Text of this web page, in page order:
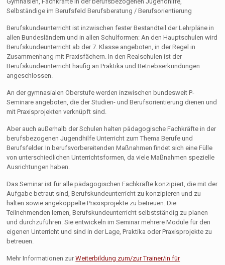
Selbständige im Berufsfeld Berufsberatung / Berufsorientierung
Berufskundeunterricht ist inzwischen fester Bestandteil der Lehrpläne in
allen Bundesländern und in allen Schulformen: An den Hauptschulen wird
Berufskundeunterricht ab der 7. Klasse angeboten, in der Regel in
Zusammenhang mit Praxisfächern. In den Realschulen ist der
Berufskundeunterricht häufig an Praktika und Betriebserkundungen
angeschlossen.
An der gymnasialen Oberstufe werden inzwischen bundesweit P-
Seminare angeboten, die der Studien- und Berufsorientierung dienen und
mit Praxisprojekten verknüpft sind.
Aber auch außerhalb der Schulen halten pädagogische Fachkräfte in der
berufsbezogenen Jugendhilfe Unterricht zum Thema Berufe und
Berufsfelder. In berufsvorbereitenden Maßnahmen findet sich eine Fülle
von unterschiedlichen Unterrichtsformen, da viele Maßnahmen spezielle
Ausrichtungen haben.
Das Seminar ist für alle pädagogischen Fachkräfte konzipiert, die mit der
Aufgabe betraut sind, Berufskundeunterricht zu konzipieren und zu
halten sowie angekoppelte Praxisprojekte zu betreuen. Die
Teilnehmenden lernen, Berufskundeunterricht selbstständig zu planen
und durchzuführen. Sie entwickeln im Seminar mehrere Module für den
eigenen Unterricht und sind in der Lage, Praktika oder Praxisprojekte zu
betreuen.
Mehr Informationen zurWeiterbildung zum/zur Trainer/in für